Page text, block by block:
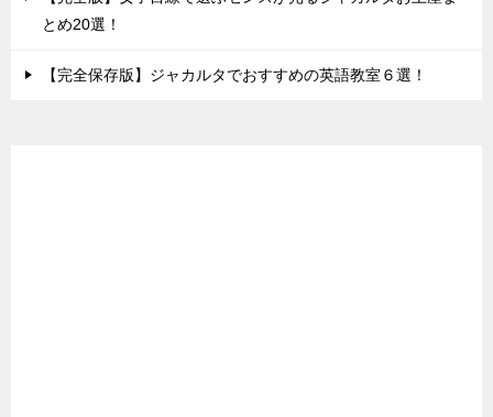
とめ20選！
【完全保存版】ジャカルタでおすすめの英語教室６選！